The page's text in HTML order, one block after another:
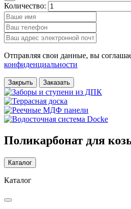
Количество:
Отправляя свои данные, вы
конфиденциальности
Закрыть Заказать
Поликарбонат для
Каталог
Каталог